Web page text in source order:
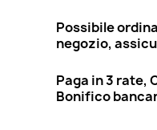
Possibile
negozio,
Paga in 3 rate,
Bonifico